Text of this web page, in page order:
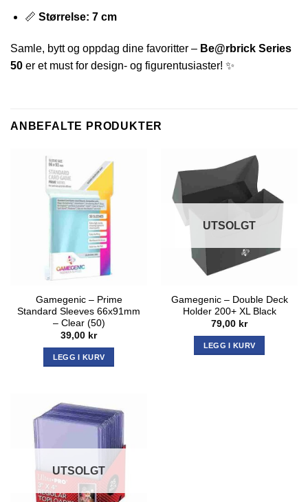
📏 Størrelse: 7 cm
Samle, bytt og oppdag dine favoritter – Be@rbrick Series
50 er et must for design- og figurentusiaster! ✨
ANBEFALTE PRODUKTER
Gamegenic – Prime
Standard Sleeves 66x91mm
– Clear (50)
39,00 kr
LEGG I KURV
UTSOLGT
Gamegenic – Double Deck
Holder 200+ XL Black
79,00 kr
LEGG I KURV
UTSOLGT